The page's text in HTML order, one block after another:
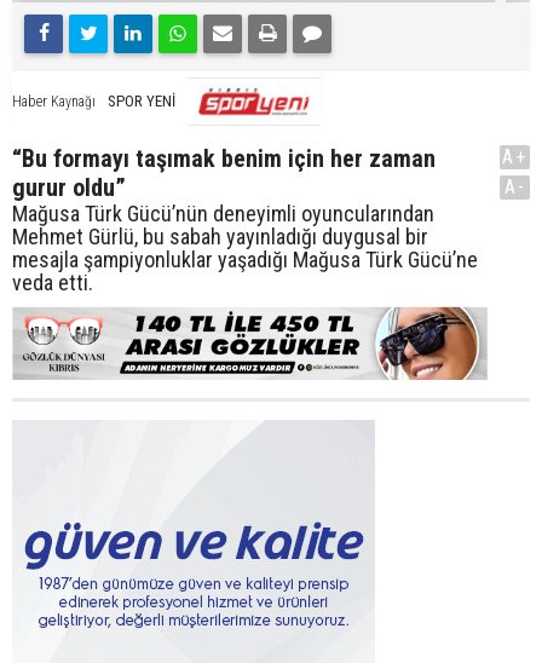
Haber Kaynağı SPOR YENİ
“Bu formayı taşımak benim için her zaman
gurur oldu”
Mağusa Türk Gücü’nün deneyimli oyuncularından
Mehmet Gürlü, bu sabah yayınladığı duygusal bir
mesajla şampiyonluklar yaşadığı Mağusa Türk Gücü’ne
veda etti.
A+
A-